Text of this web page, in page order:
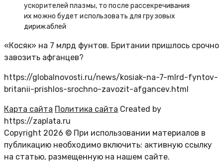
ускорителей плазмы, то после рассекречивания
их можно будет использовать для грузовых
дирижаблей
«Косяк» на 7 млрд фунтов. Британии пришлось срочно
завозить афганцев?
https://globalnovosti.ru/news/kosiak-na-7-mlrd-fyntov-
britanii-prishlos-srochno-zavozit-afgancev.html
Карта сайта Политика сайта Created by
https://zaplata.ru
Copyright 2026 © При использовании материалов в
публикацию необходимо включить: активную ссылку
на статью, размещенную на нашем сайте.